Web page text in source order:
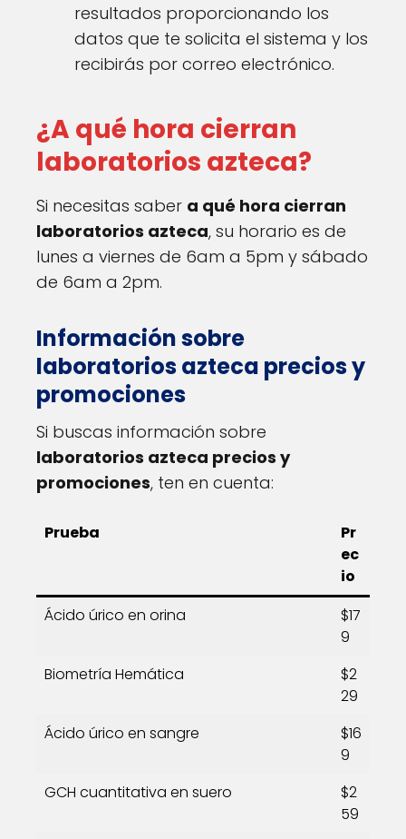
resultados proporcionando los
datos que te solicita el sistema y los
recibirás por correo electrónico.
¿A qué hora cierran
laboratorios azteca?
Si necesitas saber a qué hora cierran
laboratorios azteca, su horario es de
lunes a viernes de 6am a 5pm y sábado
de 6am a 2pm.
Información sobre
laboratorios azteca precios y
promociones
Si buscas información sobre
laboratorios azteca precios y
promociones, ten en cuenta:
Prueba
Pr
ec
io
Ácido úrico en orina
$17
9
Biometría Hemática
$2
29
Ácido úrico en sangre
$16
9
GCH cuantitativa en suero
$2
59